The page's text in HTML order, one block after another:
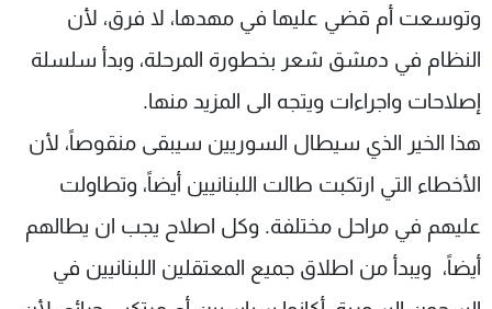
وتوسعت أم قضي عليها في مهدها، لا فرق، لأن
النظام في دمشق شعر بخطورة المرحلة، وبدأ سلسلة
إصلاحات واجراءات ويتجه الى المزيد منها.
هذا الخير الذي سيطال السوريين سيبقى منقوصاً، لأن
الأخطاء التي ارتكبت طالت اللبنانيين أيضاً، وتطاولت
عليهم في مراحل مختلفة. وكل اصلاح يجب ان يطالهم
أيضاً، ويبدأ من اطلاق جميع المعتقلين اللبنانيين في